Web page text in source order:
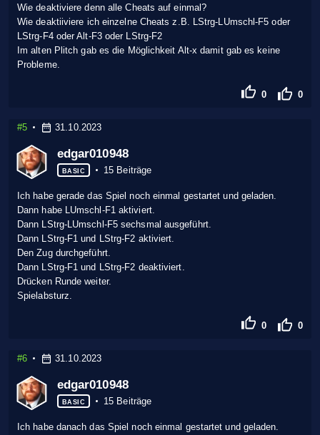
Wie deaktiviere denn alle Cheats auf einmal?
Wie deaktiiviere ich einzelne Cheats z.B. LStrg-LUmschl-F5 oder
LStrg-F4 oder Alt-F3 oder LStrg-F2
Im alten Plitch gab es die Möglichkeit Alt-x damit gab es keine
Probleme.
0 0
#5 31.10.2023
edgar010948
BASIC 15 Beiträge
Ich habe gerade das Spiel noch einmal gestartet und geladen.
Dann habe LUmschl-F1 aktiviert.
Dann LStrg-LUmschl-F5 sechsmal ausgeführt.
Dann LStrg-F1 und LStrg-F2 aktiviert.
Den Zug durchgeführt.
Dann LStrg-F1 und LStrg-F2 deaktiviert.
Drücken Runde weiter.
Spielabsturz.
0 0
#6 31.10.2023
edgar010948
BASIC 15 Beiträge
Ich habe danach das Spiel noch einmal gestartet und geladen.